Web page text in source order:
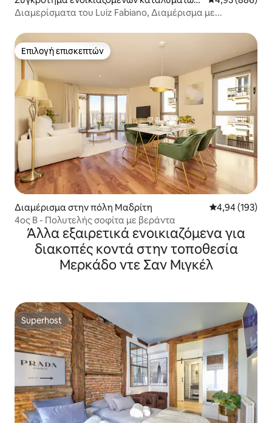
στην πόλη Μαδρίτη
Διαμερίσματα του Luiz Fabiano, Διαμέρισμα με...
Επιλογή επισκεπτών
Επιλογή επισκεπτών
Διαμέρισμα στην πόλη Μαδρίτη Μέση
4,94 (193)
4ος Β - Πολυτελής σοφίτα με βεράντα
Άλλα εξαιρετικά ενοικιαζόμενα για
διακοπές κοντά στην τοποθεσία
Μερκάδο ντε Σαν Μιγκέλ
Superhost
Superhost